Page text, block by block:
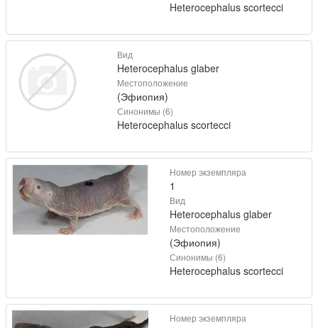
Heterocephalus scortecci
Вид
Heterocephalus glaber
Местоположение
(Эфиопия)
Синонимы (6)
Heterocephalus scortecci
Номер экземпляра
1
Вид
Heterocephalus glaber
Местоположение
(Эфиопия)
Синонимы (6)
Heterocephalus scortecci
Номер экземпляра